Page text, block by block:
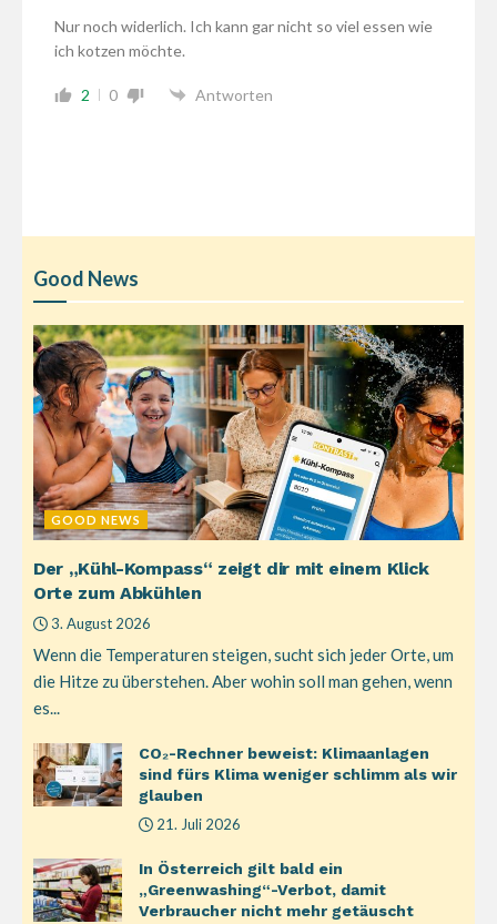
Nur noch widerlich. Ich kann gar nicht so viel essen wie
ich kotzen möchte.
2 0 Antworten
Good News
GOOD NEWS
Der „Kühl-Kompass“ zeigt dir mit einem Klick
Orte zum Abkühlen
3. August 2026
Wenn die Temperaturen steigen, sucht sich jeder Orte, um
die Hitze zu überstehen. Aber wohin soll man gehen, wenn
es...
CO₂-Rechner beweist: Klimaanlagen
sind fürs Klima weniger schlimm als wir
glauben
21. Juli 2026
In Österreich gilt bald ein
„Greenwashing“-Verbot, damit
Verbraucher nicht mehr getäuscht